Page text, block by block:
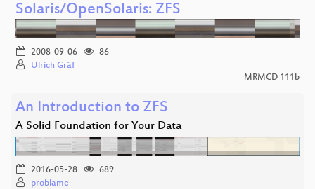
Solaris/OpenSolaris: ZFS
2008-09-06
86
Ulrich Gräf
MRMCD 111b
An Introduction to ZFS
A Solid Foundation for Your Data
2016-05-28
689
problame